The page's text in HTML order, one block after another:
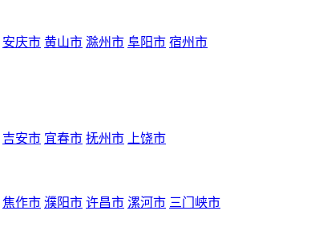
安庆市 黄山市 滁州市 阜阳市 宿州市
吉安市 宜春市 抚州市 上饶市
焦作市 濮阳市 许昌市 漯河市 三门峡市